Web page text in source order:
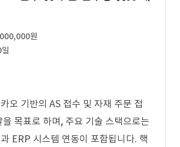
원
오 기반의 AS 접수 및 자재 주문 접
목표로 하며, 주요 기술 스택으로는
ERP 시스템 연동이 포함됩니다. 핵